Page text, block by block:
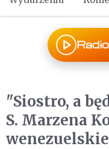
"Siostro, a
S. Marzena